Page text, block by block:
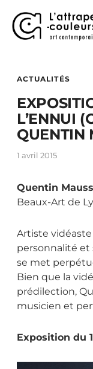
ACTUALITÉS
L’ENNUI
QUENTIN
1 avril 2015
Quentin
Beaux-Art de
Artiste
personnalité et
se met
Bien que la
prédilection,
musicien et
Exposition du